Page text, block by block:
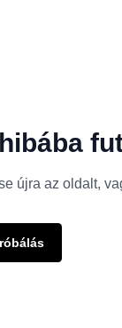
újra az oldalt,